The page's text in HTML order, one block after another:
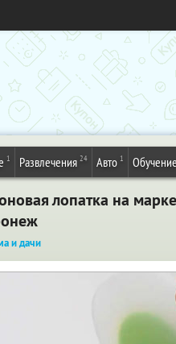
1 Развлечения 24 Авто 1 Обучение
лопатка на
и дачи